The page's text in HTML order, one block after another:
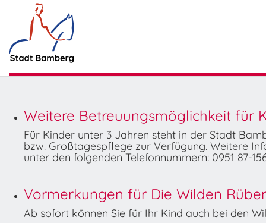
Weitere Betreuungsmöglichkeit für
Für Kinder unter 3 Jahren steht in der Stadt
bzw. Großtagespflege zur Verfügung. Weitere
unter den folgenden Telefonnummern: 0951 87-
Vormerkungen für Die Wilden
Ab sofort können Sie für Ihr Kind auch bei den